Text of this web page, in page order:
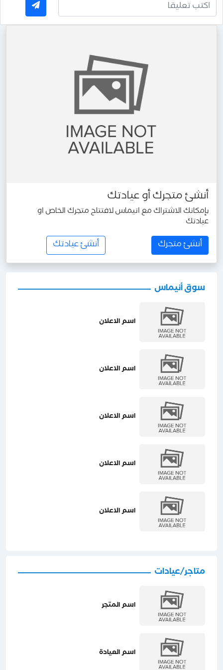
أنشئ متجرك أو عيادتك
بإمكانك الاشتراك مع انيماس لافتتاح متجرك الخاص او
عيادتك
أنشئ متجرك أنشئ عيادتك
سوق أنيماس
اسم الاعلان
اسم الاعلان
اسم الاعلان
اسم الاعلان
اسم الاعلان
متاجر/عيادات
اسم المتجر
اسم العيادة